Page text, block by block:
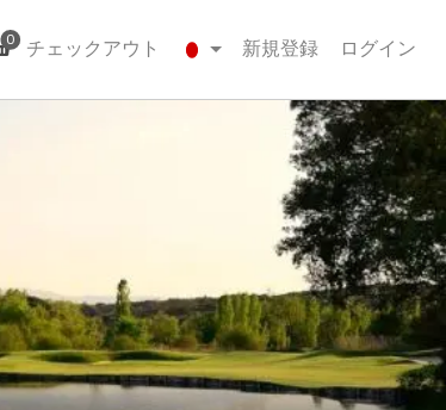
0 チェックアウト 新規登録 ログイン